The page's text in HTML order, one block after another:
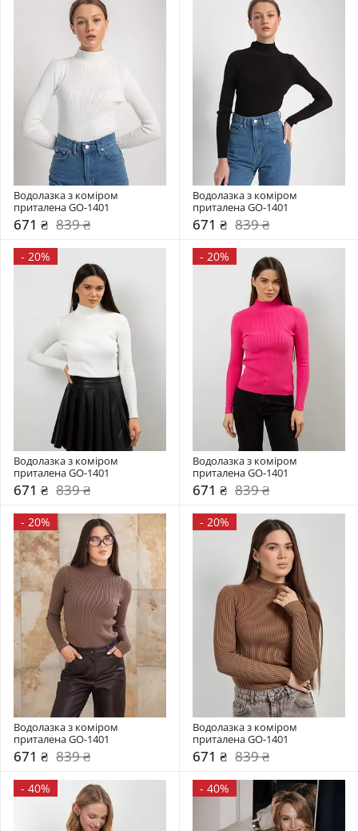
Водолазка з коміром
приталена GO-1401
671 ₴ 839 ₴
Водолазка з коміром
приталена GO-1401
671 ₴ 839 ₴
- 20%
Водолазка з коміром
приталена GO-1401
671 ₴ 839 ₴
- 20%
Водолазка з коміром
приталена GO-1401
671 ₴ 839 ₴
- 20%
Водолазка з коміром
приталена GO-1401
671 ₴ 839 ₴
- 20%
Водолазка з коміром
приталена GO-1401
671 ₴ 839 ₴
- 40% - 40%